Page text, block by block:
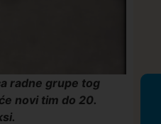
radne grupe tog
novi tim do 20.